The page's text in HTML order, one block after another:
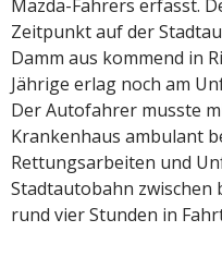
Mazda-Fahrers erfasst.
Zeitpunkt auf der
Damm aus kommend in
Jährige erlag noch am
Der Autofahrer musste
Krankenhaus ambulant
Rettungsarbeiten und
Stadtautobahn zwischen
rund vier Stunden in